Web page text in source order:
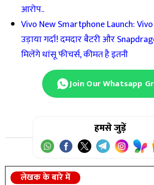
आरोप..
Vivo New Smartphone Launch:
उड़ाया गर्दा! दमदार बैटरी और
मिलेंगे धांसू फीचर्स, कीमत है इतनी
Join Our Whatsapp
हमसे जुड़ें
लेखक के बारे में